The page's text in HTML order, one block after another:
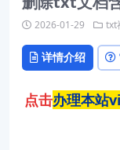
2026-01-29 txt
详情介绍
点击办理本站